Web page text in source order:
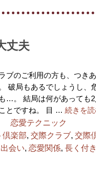
丈夫
ブのご利用の方も、つき
破局もあるでしょうし、
…。 結局は何があっても2
とですね。 目 … 続きを読
恋愛テクニック
倶楽部, 交際クラブ, 交際
出会い, 恋愛関係, 長く付